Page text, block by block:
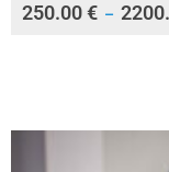
250.00€ –